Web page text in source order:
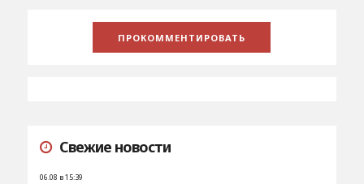
Свежие новости
06.08 в 15:39